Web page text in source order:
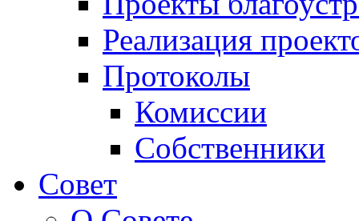
Реализация
Протоколы
Комиссии
Собственники
Совет